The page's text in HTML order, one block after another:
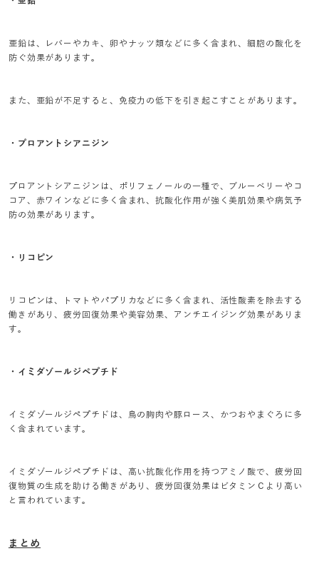
亜鉛は、レバーやカキ、卵やナッツ類などに多く含まれ、細胞の酸化を
防ぐ効果があります。
また、亜鉛が不足すると、免疫力の低下を引き起こすことがあります。
・プロアントシアニジン
プロアントシアニジンは、ポリフェノールの一種で、ブルーベリーやコ
コア、赤ワインなどに多く含まれ、抗酸化作用が強く美肌効果や病気予
防の効果があります。
・リコピン
リコピンは、トマトやパプリカなどに多く含まれ、活性酸素を除去する
働きがあり、疲労回復効果や美容効果、アンチエイジング効果がありま
す。
・イミダゾールジペプチド
イミダゾールジペプチドは、鳥の胸肉や豚ロース、かつおやまぐろに多
く含まれています。
イミダゾールジペプチドは、高い抗酸化作用を持つアミノ酸で、疲労回
復物質の生成を助ける働きがあり、疲労回復効果はビタミンＣより高い
と言われています。
まとめ